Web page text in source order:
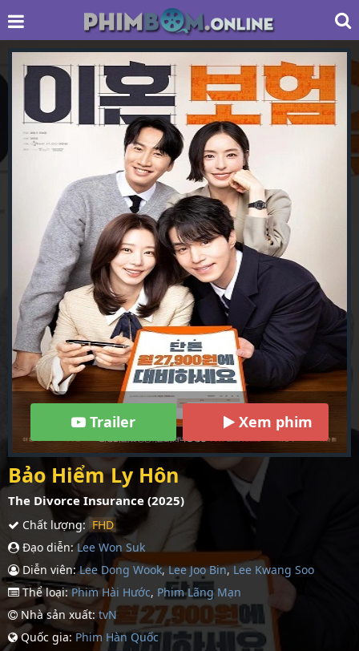
Trailer Xem phim
Bảo Hiểm Ly Hôn
The Divorce Insurance (2025)
Chất lượng: FHD
Đạo diễn: Lee Won Suk
Diễn viên: Lee Dong Wook,Lee Joo Bin,Lee Kwang Soo
Thể loại: Phim Hài Hước, Phim Lãng Mạn
Nhà sản xuất: tvN
Quốc gia: Phim Hàn Quốc